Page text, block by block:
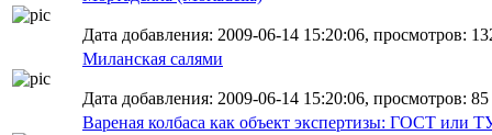
Дата добавления: 2009-06-14 15:20:06, просмотров:
Миланская салями
Дата добавления: 2009-06-14 15:20:06, просмотров: 85
Вареная колбаса как объект экспертизы: ГОСТ или